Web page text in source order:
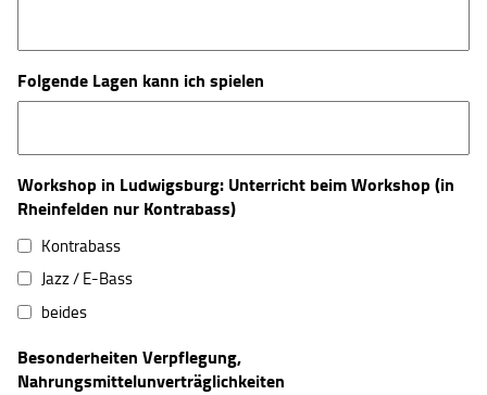
Folgende Lagen kann ich spielen
Workshop in Ludwigsburg: Unterricht beim Workshop (in
Rheinfelden nur Kontrabass)
Kontrabass
Jazz / E-Bass
beides
Besonderheiten Verpflegung,
Nahrungsmittelunverträglichkeiten